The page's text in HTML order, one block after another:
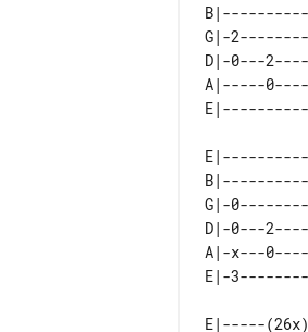
G|-
D|-0---
A|-----
G|-
D|-0---
A|-x---
E|-----